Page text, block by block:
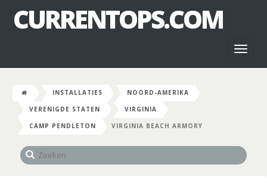
CURRENTOPS.COM
INSTALLATIES
NOORD-AMERIKA
VERENIGDE STATEN
VIRGINIA
CAMP PENDLETON
VIRGINIA BEACH ARMORY